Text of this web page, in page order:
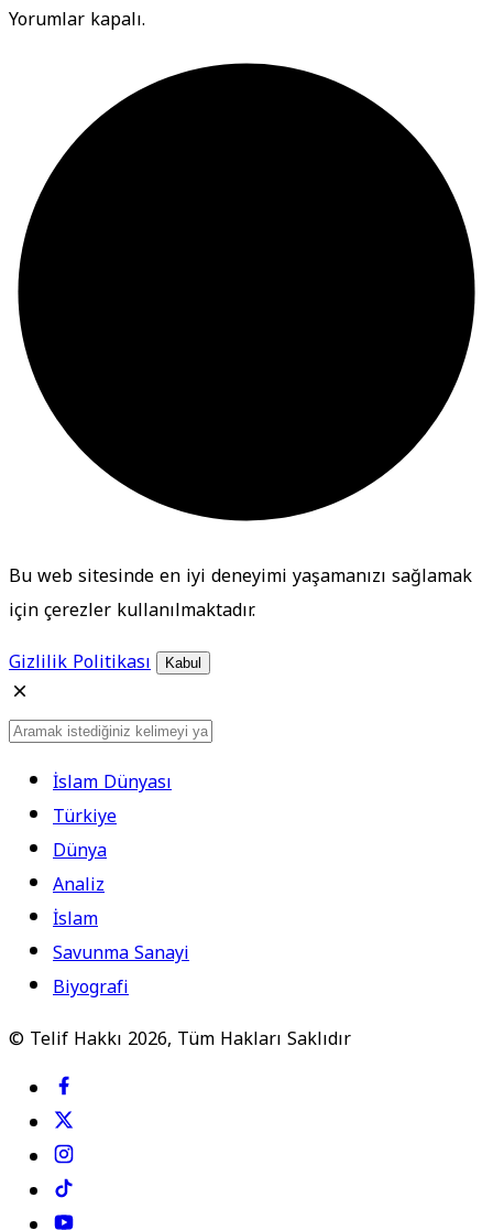
Yorumlar kapalı.
Bu web sitesinde en iyi deneyimi yaşamanızı sağlamak
için çerezler kullanılmaktadır.
Gizlilik Politikası
Kabul
İslam Dünyası
Türkiye
Dünya
Analiz
İslam
Savunma Sanayi
Biyografi
© Telif Hakkı 2026, Tüm Hakları Saklıdır